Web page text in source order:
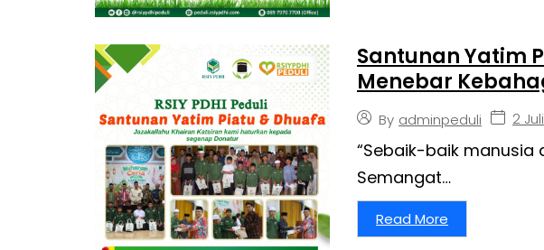
Santunan Yatim
Menebar
By adminpeduli 2
“Sebaik-baik
Semangat…
Read More